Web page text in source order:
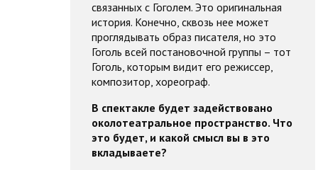
связанных с Гоголем. Это оригинальная
история. Конечно, сквозь нее может
проглядывать образ писателя, но это
Гоголь всей постановочной группы – тот
Гоголь, которым видит его режиссер,
композитор, хореограф.
В спектакле будет задействовано
околотеатральное пространство. Что
это будет, и какой смысл вы в это
вкладываете?